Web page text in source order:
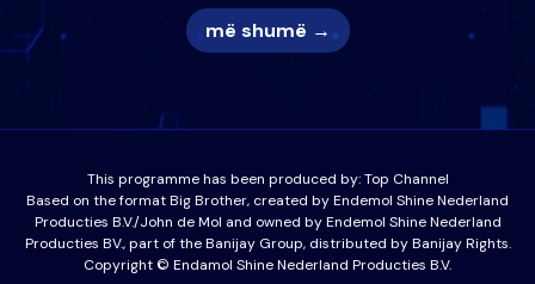
më shumë →
This programme has been produced by:Top Channel
Based on the format Big Brother, created by Endemol Shine Nederland
Producties B.V./John de Mol and owned by Endemol Shine Nederland
Producties BV., part of the Banijay Group, distributed by Banijay Rights.
Copyright © Endamol Shine Nederland Producties B.V.